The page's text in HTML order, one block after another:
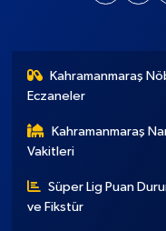
Kahramanmaraş
Eczaneler
Kahramanmaraş
Vakitleri
Süper Lig Puan
ve Fikstür